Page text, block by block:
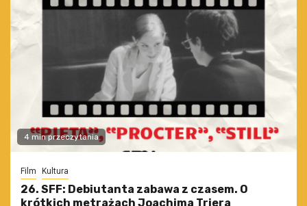
4 min przeczytania
Film Kultura
26. SFF: Debiutanta zabawa z czasem. O
krótkich metrażach Joachima Triera